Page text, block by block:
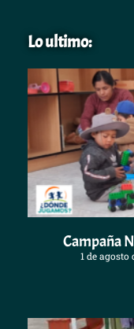
Lo ultimo:
Campaña
1 de agosto